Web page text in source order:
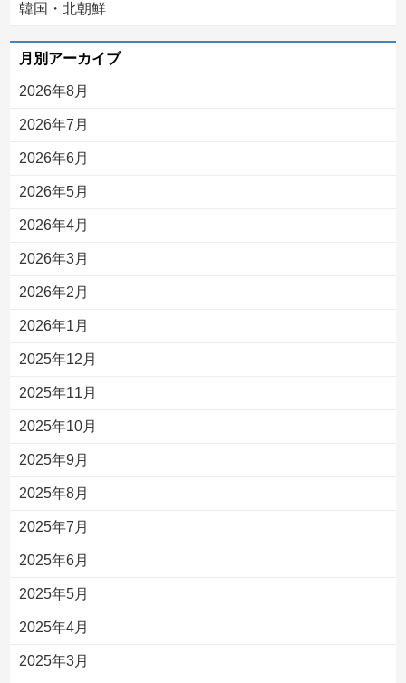
韓国・北朝鮮
月別アーカイブ
2026年8月
2026年7月
2026年6月
2026年5月
2026年4月
2026年3月
2026年2月
2026年1月
2025年12月
2025年11月
2025年10月
2025年9月
2025年8月
2025年7月
2025年6月
2025年5月
2025年4月
2025年3月